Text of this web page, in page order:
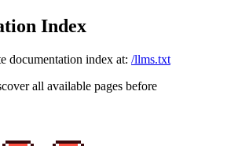
Index
documentation index at: /llms.txt
all available pages before